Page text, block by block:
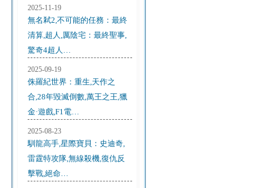
2025-11-19
無名弒2,不可能的任務：最終
清算,超人,厲陰宅：最終聖事,
驚奇4超人…
2025-09-19
侏羅紀世界：重生,天作之
合,28年毀滅倒數,萬王之王,獵
金·遊戲,F1電…
2025-08-23
馴龍高手,星際寶貝：史迪奇,
雷霆特攻隊,無線殺機,復仇反
擊戰,絕命…